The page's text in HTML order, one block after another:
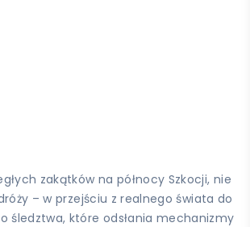
zakątków na północy Szkocji, nie
– w przejściu z realnego świata do
śledztwa, które odsłania mechanizmy